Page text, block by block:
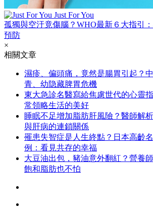
Just For You
孤獨與空汙竟傷腦？WHO最新６大指引
預防
×
相關文章
濕疹、偏頭痛，竟然是腸胃引起？
青、幼隐藏脾胃危機
東大急診名醫寫給焦慮世代的心靈
常領略生活的美好
睡眠不足增加脂肪肝風險？醫師解
與肝病的連鎖關係
罹患失智症是人生終點？日本高齡
例：看見共存的幸福
大豆油出包，豬油意外翻紅？營養
飽和脂肪也不怕